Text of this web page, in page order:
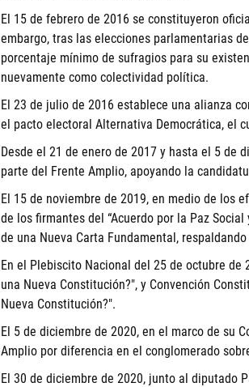
El 15 de febrero de 2016 se constituyeron
embargo, tras las elecciones parlamentarias
porcentaje mínimo de sufragios para su
nuevamente como colectividad política.
El 23 de julio de 2016 establece una alianza
el pacto electoral Alternativa Democrática, el
Desde el 21 de enero de 2017 y hasta el 5 de
parte del Frente Amplio, apoyando la
El 15 de noviembre de 2019, en medio de los
de los firmantes del “Acuerdo por la Paz
de una Nueva Carta Fundamental,
En el Plebiscito Nacional del 25 de octubre de
una Nueva Constitución?", y Convención
Nueva Constitución?".
El 5 de diciembre de 2020, en el marco de su
Amplio por diferencia en el conglomerado
El 30 de diciembre de 2020, junto al diputado